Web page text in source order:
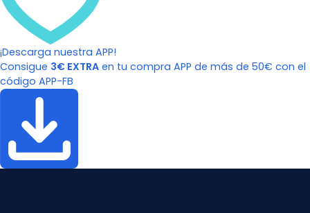
¡Descarga nuestra APP!
Consigue 3€ EXTRA en tu compra APP de más de 50€ con el
código APP-FB